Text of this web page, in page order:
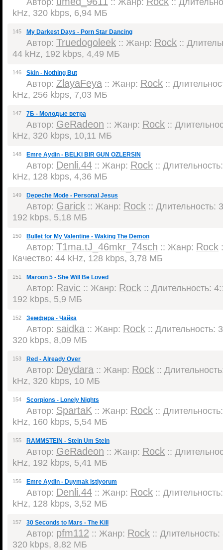
kHz, 320 kbps, 6,94 МБ
145 My Darkest Days - Porn Star Dancing
Автор: Truedogoleek :: Жанр: Rock ::
44 kHz, 192 kbps, 4,49 МБ
146 Skin - Nothing But
Автор: ZlayaFeya :: Жанр: Rock ::
kHz, 256 kbps, 7,03 МБ
147 7Б - Молодые ветра
Автор: GeRadeon :: Жанр: Rock ::
kHz, 320 kbps, 10,11 МБ
148 Emre Aydin - BELKI BIR GUN OZLERSIN
Автор: Denli.44 :: Жанр: Rock ::
kHz, 128 kbps, 4,36 МБ
149 Depeche Mode - Personal Jesus
Автор: Garick :: Жанр: Rock :: Длительность:
192 kbps, 5,18 МБ
150 Bullet for My Valentine - Waking The Demon
Автор: T1ma.tJ_46mkr_74sch :: Жанр: Rock
Качество: 44 kHz, 128 kbps, 3,78 МБ
151 Maroon 5 - She Will Be Loved
Автор: Ravic :: Жанр: Rock :: Длительность:
192 kbps, 5,9 МБ
152 Земфира - Чайка
Автор: saidka :: Жанр: Rock :: Длительность:
320 kbps, 8,09 МБ
153 Red - Already Over
Автор: Deydara :: Жанр: Rock ::
kHz, 320 kbps, 10 МБ
154 Scorpions - Lonely Nights
Автор: SpartaK :: Жанр: Rock ::
kHz, 160 kbps, 5,54 МБ
155 RAMMSTEIN - Stein Um Stein
Автор: GeRadeon :: Жанр: Rock ::
kHz, 192 kbps, 5,41 МБ
156 Emre Aydin - Duymak istiyorum
Автор: Denli.44 :: Жанр: Rock ::
kHz, 128 kbps, 3,52 МБ
157 30 Seconds to Mars - The Kill
Автор: pfm112 :: Жанр: Rock ::
320 kbps, 8,82 МБ